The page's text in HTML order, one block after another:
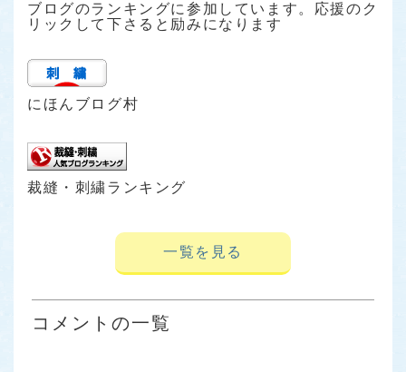
ブログのランキングに参加しています。応援のク
リックして下さると励みになります
にほんブログ村
裁縫・刺繍ランキング
一覧を見る
コメントの一覧